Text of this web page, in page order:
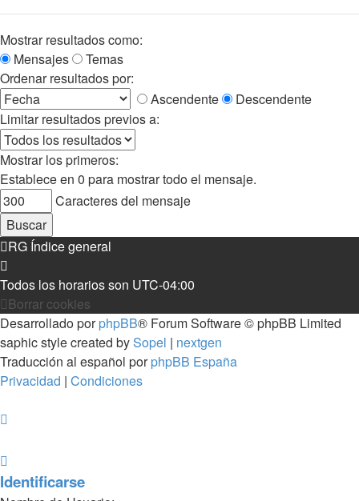
Mostrar resultados como:
Mensajes
Temas
Ordenar resultados por:
Ascendente
Descendente
Limitar resultados previos a:
Mostrar los primeros:
Establece en 0 para mostrar todo el mensaje.
Caracteres del mensaje
RG Índice general
Todos los horarios son UTC-04:00
Borrar cookies
Desarrollado porphpBB® Forum Software © phpBB Limited
saphic style created bySopel | nextgen
Traducción al español porphpBB España
Privacidad | Condiciones
Identificarse